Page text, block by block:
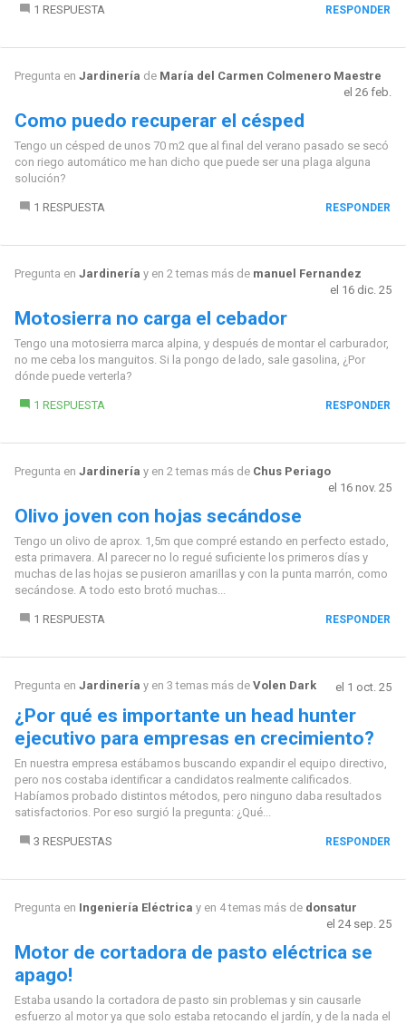
1 RESPUESTA RESPONDER
Pregunta en Jardinería de María del Carmen Colmenero Maestre
el 26 feb.
Como puedo recuperar el césped
Tengo un césped de unos 70 m2 que al final del verano pasado se secó
con riego automático me han dicho que puede ser una plaga alguna
solución?
1 RESPUESTA RESPONDER
Pregunta en Jardinería y en 2 temas más de manuel Fernandez
el 16 dic. 25
Motosierra no carga el cebador
Tengo una motosierra marca alpina, y después de montar el carburador,
no me ceba los manguitos. Si la pongo de lado, sale gasolina, ¿Por
dónde puede verterla?
1 RESPUESTA RESPONDER
Pregunta en Jardinería y en 2 temas más de Chus Periago
el 16 nov. 25
Olivo joven con hojas secándose
Tengo un olivo de aprox. 1,5m que compré estando en perfecto estado,
esta primavera. Al parecer no lo regué suficiente los primeros días y
muchas de las hojas se pusieron amarillas y con la punta marrón, como
secándose. A todo esto brotó muchas...
1 RESPUESTA RESPONDER
Pregunta en Jardinería y en 3 temas más de Volen Dark el 1 oct. 25
¿Por qué es importante un head hunter
ejecutivo para empresas en crecimiento?
En nuestra empresa estábamos buscando expandir el equipo directivo,
pero nos costaba identificar a candidatos realmente calificados.
Habíamos probado distintos métodos, pero ninguno daba resultados
satisfactorios. Por eso surgió la pregunta: ¿Qué...
3 RESPUESTAS RESPONDER
Pregunta en Ingeniería Eléctrica y en 4 temas más de donsatur
el 24 sep. 25
Motor de cortadora de pasto eléctrica se
apago!
Estaba usando la cortadora de pasto sin problemas y sin causarle
esfuerzo al motor ya que solo estaba retocando el jardín, y de la nada el